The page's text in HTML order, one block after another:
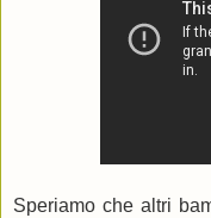
Speriamo che altri